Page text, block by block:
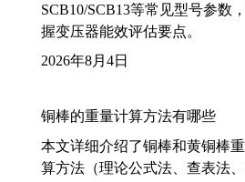
SCB10/SCB13等常见型号参数
握变压器能效评估要点。
2026年8月4日
铜棒的重量计算方法有哪些
本文详细介绍了铜棒和黄铜棒
算方法（理论公式法、查表法